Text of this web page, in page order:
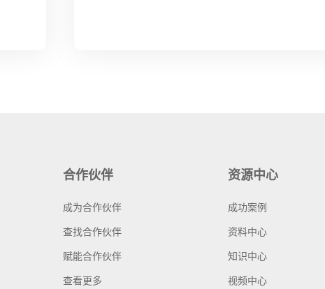
合作伙伴
成为合作伙伴
查找合作伙伴
赋能合作伙伴
查看更多
资源中心
成功案例
资料中心
知识中心
视频中心